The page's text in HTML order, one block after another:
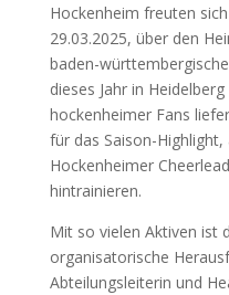
Hockenheim freuten
29.03.2025, über den
baden-
dieses Jahr in
hockenheimer Fans
für das Saison-
Hockenheimer
hintrainieren.
Mit so vielen Aktiven ist
organisatorische
Abteilungsleiterin und